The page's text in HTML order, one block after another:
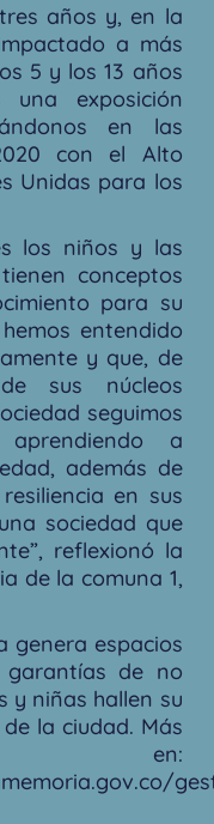
años y, en la
a más
5 y los 13 años
exposición
en las
con el Alto
Unidas para los
los niños y las
conceptos
para su
entendido
y que, de
sus núcleos
seguimos
a
además de
en sus
sociedad que
reflexionó la
de la comuna 1,
genera espacios
de no
y niñas hallen su
la ciudad. Más
en: